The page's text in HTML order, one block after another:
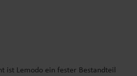
ist Lemodo ein fester Bestandteil